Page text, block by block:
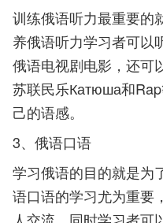
训练俄语听力最重要的
养俄语听力学习者可以
俄语电视剧电影，还可
苏联民乐Катюша和
己的语感。
3、俄语口语
学习俄语的目的就是为
语口语的学习尤为重要